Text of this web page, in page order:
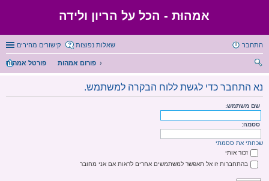
אמהוּת - הכל על הריון ולידה
קישורים מהירים שאלות נפוצות התחבר
פורטל אמהות
פורום אמהות
ש
נא התחבר כדי לגשת ללוח הבקרה למשתמש.
שם משתמש:
ססמה:
שכחתי את ססמתי
זכור אותי
בהתחברות זו אל תאפשר למשתמשים אחרים לראות אם אני מחובר